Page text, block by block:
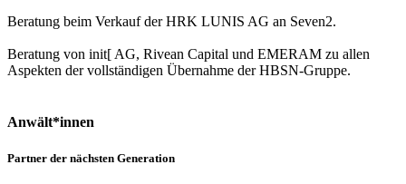
Beratung beim Verkauf der HRK LUNIS AG an Seven2.
Beratung von init[ AG, Rivean Capital und EMERAM zu allen
Aspekten der vollständigen Übernahme der HBSN-Gruppe.
Anwält*innen
Partner der nächsten Generation